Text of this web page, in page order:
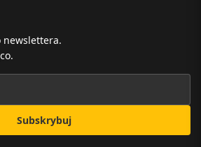
newslettera.
Subskrybuj